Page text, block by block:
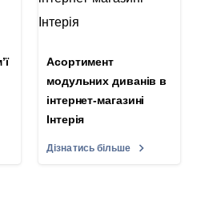
Асортимент
модульних диванів в
інтернет-магазині
Інтерія
Дізнатись більше